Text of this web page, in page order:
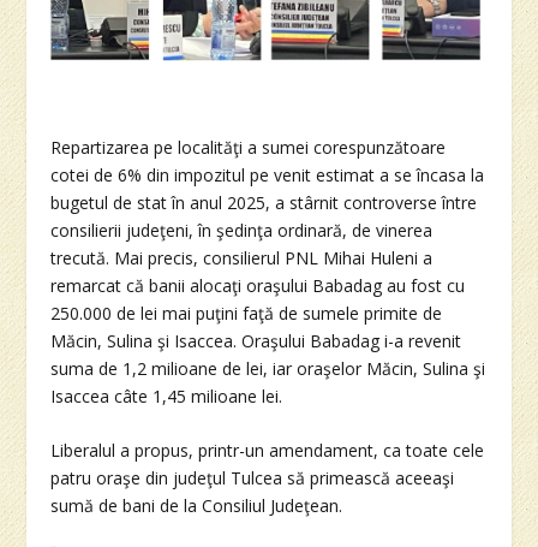
Repartizarea pe localităţi a sumei corespunzătoare
cotei de 6% din impozitul pe venit estimat a se încasa la
bugetul de stat în anul 2025, a stârnit controverse între
consilierii judeţeni, în şedinţa ordinară, de vinerea
trecută. Mai precis, consilierul PNL Mihai Huleni a
remarcat că banii alocaţi oraşului Babadag au fost cu
250.000 de lei mai puţini faţă de sumele primite de
Măcin, Sulina şi Isaccea. Oraşului Babadag i-a revenit
suma de 1,2 milioane de lei, iar oraşelor Măcin, Sulina şi
Isaccea câte 1,45 milioane lei.
Liberalul a propus, printr-un amendament, ca toate cele
patru oraşe din judeţul Tulcea să primească aceeaşi
sumă de bani de la Consiliul Judeţean.